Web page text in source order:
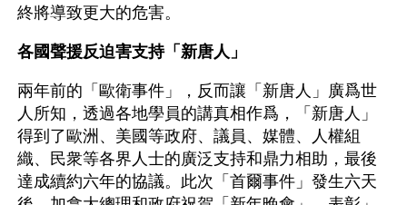
終將導致更大的危害。
各國聲援反迫害支持「新唐人」
兩年前的「歐衛事件」，反而讓「新唐人」廣爲世
人所知，透過各地學員的講真相作爲，「新唐人」
得到了歐洲、美國等政府、議員、媒體、人權組
織、民衆等各界人士的廣泛支持和鼎力相助，最後
達成續約六年的協議。此次「首爾事件」發生六天